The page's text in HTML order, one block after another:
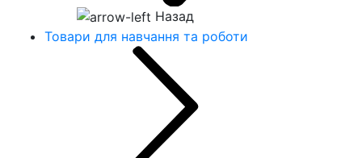
Назад
Товари для навчання та роботи